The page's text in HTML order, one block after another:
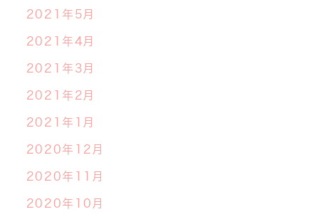
2021年5月
2021年4月
2021年3月
2021年2月
2021年1月
2020年12月
2020年11月
2020年10月